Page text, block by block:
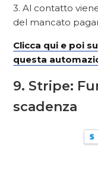
3. Al contatto
del mancato
Clicca qui e poi
questa
9. Stripe:
scadenza